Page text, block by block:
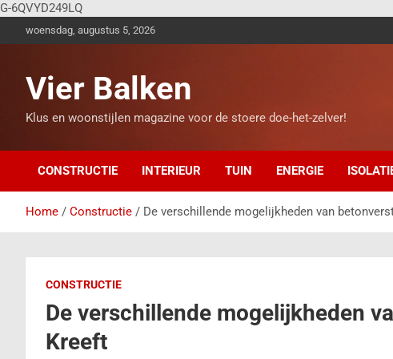
G-6QVYD249LQ
woensdag, augustus 5, 2026
Vier Balken
Klus en woonstijlen magazine voor de stoere doe-het-zelver!
CONSTRUCTIE INTERIEUR TUIN ENERGIE
Home Constructie De verschillende mogelijkheden van
CONSTRUCTIE
De verschillende mogelijkheden
Kreeft